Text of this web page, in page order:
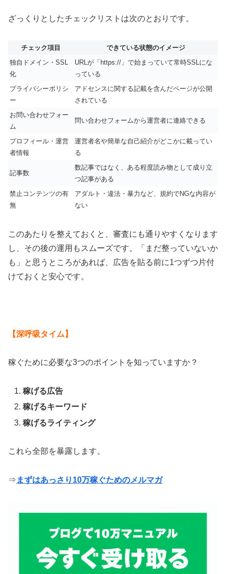
ざっくりとしたチェックリストは次のとおりです。
チェック項目
できている状態のイメージ
独自ドメイン・SSL
化
URLが「https://」で始まっていて常時SSLにな
っている
プライバシーポリシ
ー
アドセンスに関する記載を含んだページが公開
されている
お問い合わせフォー
ム
問い合わせフォームから運営者に連絡できる
プロフィール・運営
者情報
運営者名や簡単な自己紹介がどこかに載ってい
る
記事数
数記事ではなく、ある程度読み物として成り立
つ記事がある
禁止コンテンツの有
無
アダルト・違法・暴力など、規約でNGな内容が
ない
このあたりを整えておくと、審査にも通りやすくなります
し、その後の運用もスムーズです。「まだ整っていないか
も」と思うところがあれば、広告を貼る前に1つずつ片付
けておくと安心です。
【深呼吸タイム】
稼ぐために必要な3つのポイントを知っていますか？
稼げる広告
稼げるキーワード
稼げるライティング
これら全部を暴露します。
⇒ まずはあっさり10万稼ぐためのメルマガ